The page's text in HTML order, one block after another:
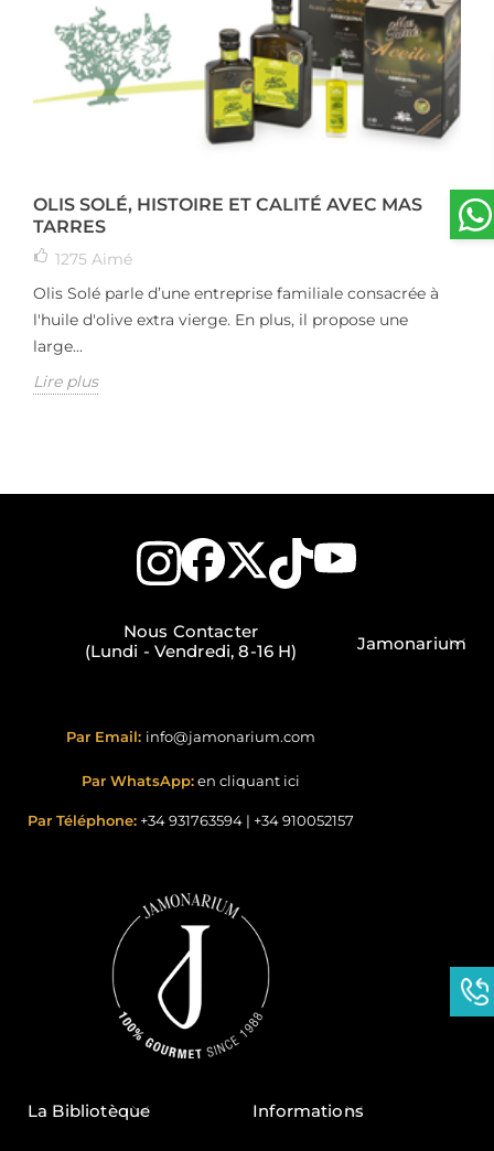
OLIS SOLÉ, HISTOIRE ET CALITÉ AVEC MAS
TARRES
1275 Aimé
Olis Solé parle d’une entreprise familiale consacrée à
l'huile d'olive extra vierge. En plus, il propose une
large...
Lire plus
Nous Contacter
(Lundi - Vendredi, 8-16 H)
Par Email: info@jamonarium.com
Par WhatsApp:en cliquant ici
Par Téléphone: +34 931763594 | +34 910052157
Jamonarium
La Bibliotèque Informations